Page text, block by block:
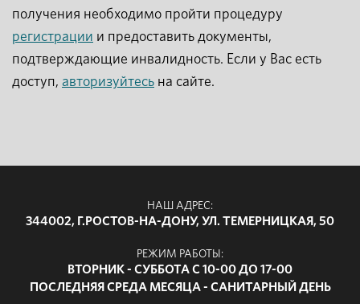
получения необходимо пройти процедуру
регистрации и предоставить документы,
подтверждающие инвалидность. Если у Вас есть
доступ, авторизуйтесь на сайте.
НАШ АДРЕС:
344002, Г.РОСТОВ-НА-ДОНУ, УЛ. ТЕМЕРНИЦКАЯ, 50
РЕЖИМ РАБОТЫ:
ВТОРНИК - СУББОТА С 10-00 ДО 17-00
ПОСЛЕДНЯЯ СРЕДА МЕСЯЦА - САНИТАРНЫЙ ДЕНЬ